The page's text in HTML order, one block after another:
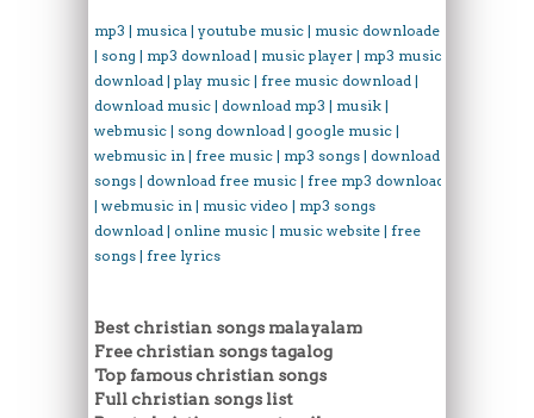
mp3 | musica | youtube music | music downloader
| song | mp3 download | music player | mp3 music
download | play music | free music download |
download music | download mp3 | musik |
webmusic | song download | google music |
webmusic in | free music | mp3 songs | download
songs | download free music | free mp3 download
| webmusic in | music video | mp3 songs
download | online music | music website | free
songs | free lyrics
Best christian songs malayalam
Free christian songs tagalog
Top famous christian songs
Full christian songs list